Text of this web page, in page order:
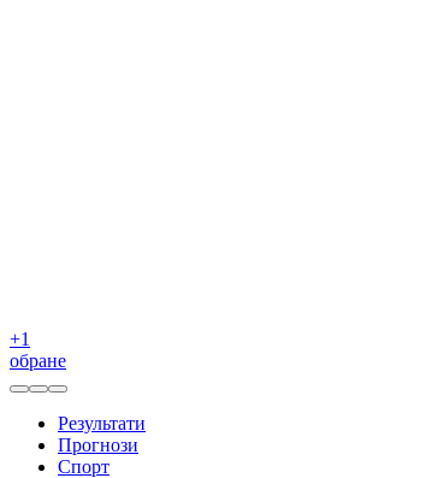
+1
обране
Результати
Прогнози
Спорт